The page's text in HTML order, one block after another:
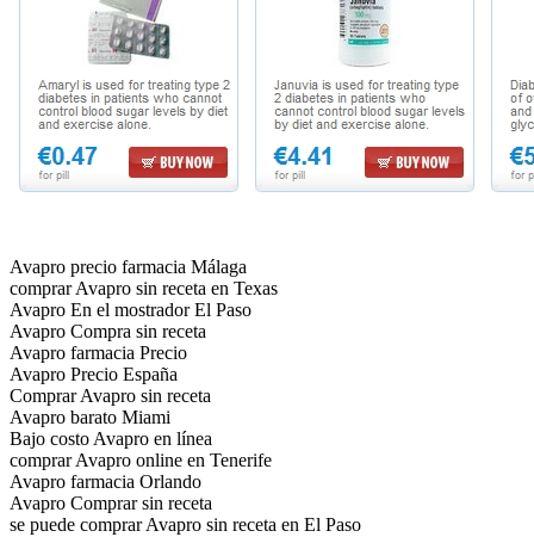
Avapro precio farmacia Málaga
comprar Avapro sin receta en Texas
Avapro En el mostrador El Paso
Avapro Compra sin receta
Avapro farmacia Precio
Avapro Precio España
Comprar Avapro sin receta
Avapro barato Miami
Bajo costo Avapro en línea
comprar Avapro online en Tenerife
Avapro farmacia Orlando
Avapro Comprar sin receta
se puede comprar Avapro sin receta en El Paso